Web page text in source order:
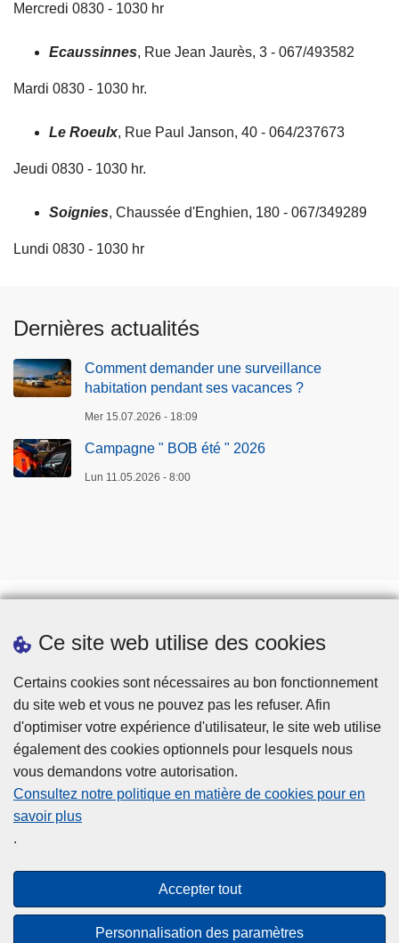
Ce site web utilise des cookies
Certains cookies sont nécessaires au bon fonctionnement
du site web et vous ne pouvez pas les refuser. Afin
d'optimiser votre expérience d'utilisateur, le site web utilise
également des cookies optionnels pour lesquels nous
vous demandons votre autorisation.
Consultez notre politique en matière de cookies pour en
savoir plus
.
Accepter tout
Personnalisation des paramètres
Mercredi 0830 - 1030 hr
Ecaussinnes, Rue Jean Jaurès, 3 - 067/493582
Mardi 0830 - 1030 hr.
Le Roeulx, Rue Paul Janson, 40 - 064/237673
Jeudi 0830 - 1030 hr.
Soignies, Chaussée d'Enghien, 180 - 067/349289
Lundi 0830 - 1030 hr
Dernières actualités
Comment demander une surveillance
habitation pendant ses vacances ?
Mer 15.07.2026 - 18:09
Campagne " BOB été " 2026
Lun 11.05.2026 - 8:00
Prendre rendez-vous
Téléchargements
Accessibilité